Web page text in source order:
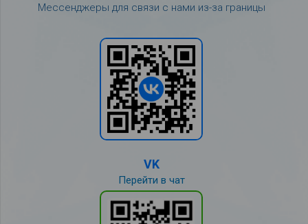
Мессенджеры для связи с нами из-за границы
VK
Перейти в чат